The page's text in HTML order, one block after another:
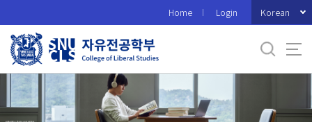
로
메
Home Login Korean